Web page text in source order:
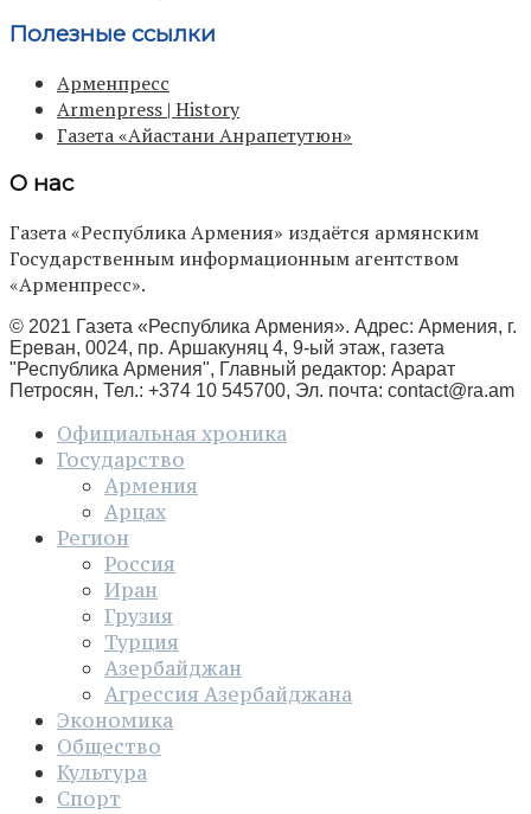
Полезные ссылки
Арменпресс
Armenpress | History
Газета «Айастани Анрапетутюн»
О нас
Газета «Республика Армения» издаётся армянским
Государственным информационным агентством
«Арменпресс».
© 2021 Газета «Республика Армения». Адрес: Армения, г.
Ереван, 0024, пр. Аршакуняц 4, 9-ый этаж, газета
"Республика Армения", Главный редактор: Арарат
Петросян, Тел.: +374 10 545700, Эл. почта: contact@ra.am
Официальная хроника
Государство
Армения
Арцах
Регион
Россия
Иран
Грузия
Турция
Азербайджан
Агрессия Азербайджана
Экономика
Общество
Культура
Спорт